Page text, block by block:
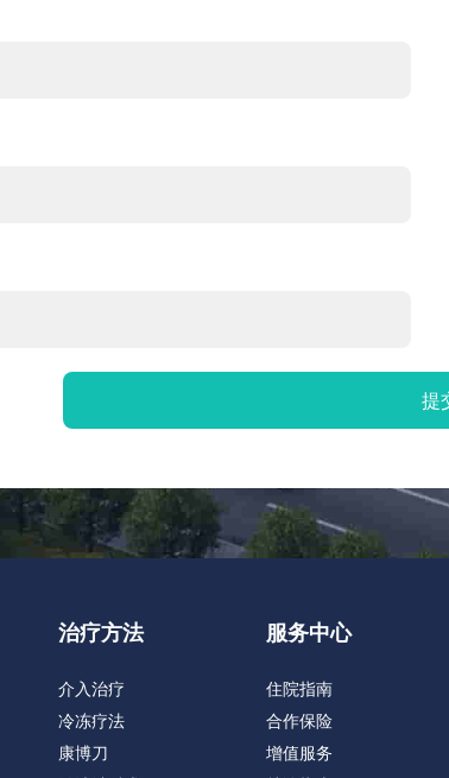
治疗方法
介入治疗
冷冻疗法
康博刀
服务中心
住院指南
合作保险
增值服务